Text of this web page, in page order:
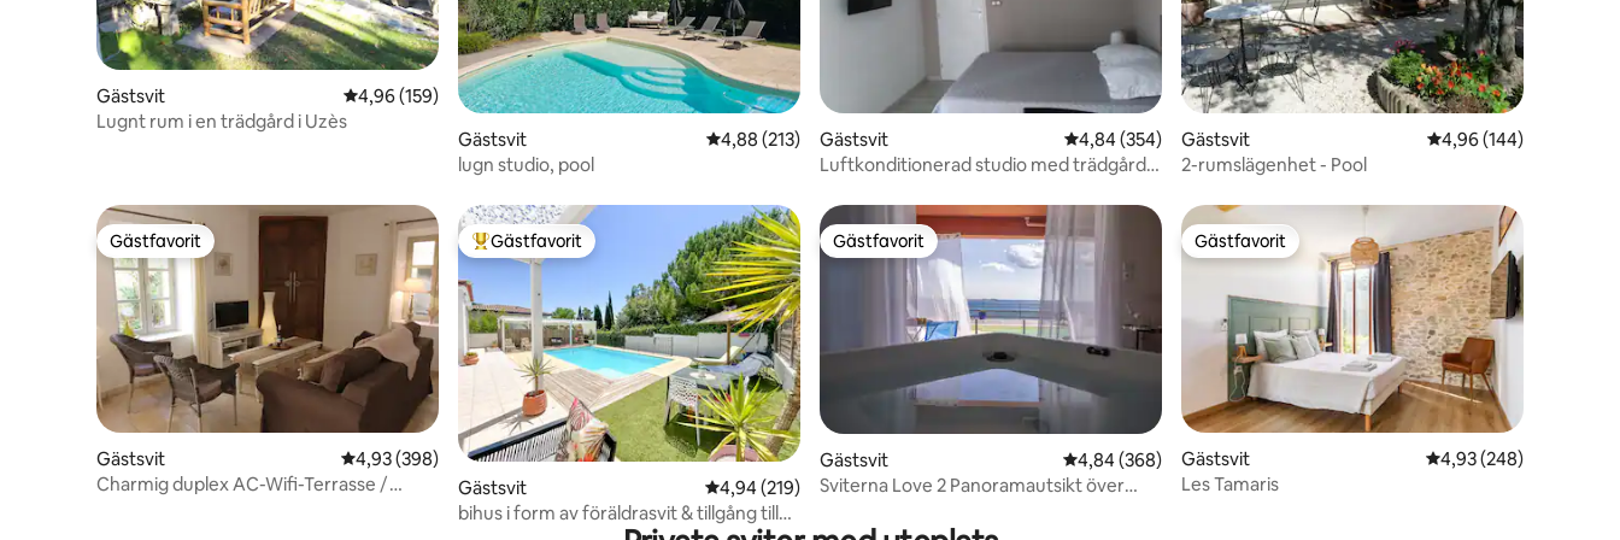
Gästsvit 4,96 av 5 i genomsnittligt betyg, 159 omdömen
4,96 (159)
Lugnt rum i en trädgård i Uzès
Gästsvit 4,88 av 5 i genomsnittligt betyg, 213 omdömen
4,88 (213)
lugn studio, pool
Gästsvit 4,84 av 5 i genomsnittligt betyg, 354 omdömen
4,84 (354)
Luftkonditionerad studio med trädgård
Gästsvit 4,96 av 5 i
4,96 (144)
2-rumslägenhet - Pool
Gästfavorit
Gästfavorit
Gästsvit 4,93 av 5 i genomsnittligt betyg, 398 omdömen
4,93 (398)
Charmig duplex AC-Wifi-Terrasse /
Populär gästfavorit
Gästfavorit
Gästsvit 4,94 av 5 i genomsnittligt betyg, 219 omdömen
4,94 (219)
bihus i form av föräldrasvit & tillgång till
Gästfavorit
Gästfavorit
Gästsvit 4,84 av 5 i genomsnittligt betyg, 368 omdömen
4,84 (368)
Sviterna Love 2 Panoramautsikt över
Gästfavorit
Gästfavorit
Gästsvit 4,93 av 5 i
4,93 (248)
Les Tamaris